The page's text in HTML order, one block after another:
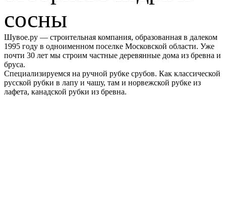
сосны
Шувое.ру — строительная компания, образованная в далеком
1995 году в одноименном поселке Московской области. Уже
почти 30 лет мы строим частные деревянные дома из бревна и
бруса.
Специализируемся на ручной рубке срубов. Как классической
русской рубки в лапу и чашу, там и норвежской рубке из
лафета, канадской рубки из бревна.